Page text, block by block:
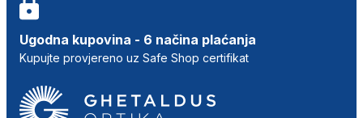
Ugodna kupovina - 6 načina plaćanja
Kupujte provjereno uz Safe Shop certifikat